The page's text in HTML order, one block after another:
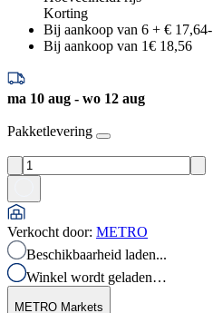
Korting
Bij aankoop van 6 + € 17,64-
Bij aankoop van 1€ 18,56
ma 10 aug - wo 12 aug
Pakketlevering
Verkocht door: METRO
Beschikbaarheid laden...
Winkel wordt geladen…
METRO Markets